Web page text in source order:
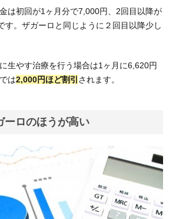
は初回が1ヶ月分で7,000円、2回目以降が
す。ザガーロと同じように２回目以降少し
生やす治療を行う場合は1ヶ月に6,620円
は2,000円ほど割引 されます。
ーロのほうが高い